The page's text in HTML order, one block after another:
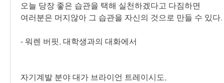
오늘 당장 좋은 습관을 택해 실천하겠다고 다짐하면
여러분은 머지않아 그 습관을 자신의 것으로 만들 수 있다.
- 워렌 버핏, 대학생과의 대화에서
자기계발 분야 대가 브라이언 트레이시도,